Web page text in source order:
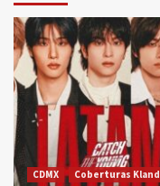
CDMX
Coberturas Kland